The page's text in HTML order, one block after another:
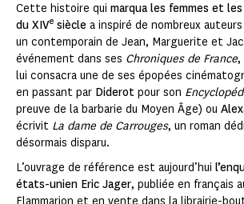
Cette histoire qui marqua les femmes et
du XIVe siècle a inspiré de nombreux auteurs
un contemporain de Jean, Marguerite et
événement dans ses Chroniques de France,
lui consacra une de ses épopées
en passant par Diderot pour son
preuve de la barbarie du Moyen Âge) ou
écrivit La dame de Carrouges, un roman
désormais disparu.
L’ouvrage de référence est aujourd’hui
états-unien Eric Jager, publiée en français